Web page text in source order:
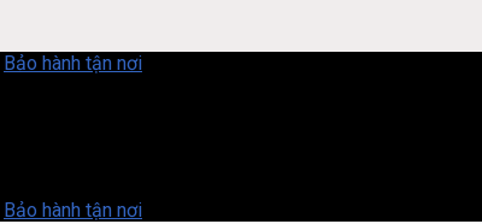
Bảo hành tận nơi
Bảo hành tận nơi